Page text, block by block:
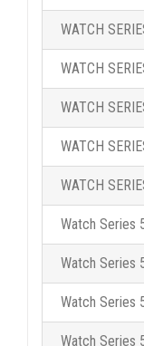
WATCH
WATCH
WATCH
WATCH
WATCH
Watch Series
Watch Series
Watch Series
Watch Series